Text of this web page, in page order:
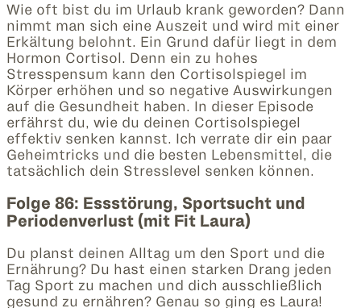
Wie oft bist du im Urlaub krank geworden? Dann
nimmt man sich eine Auszeit und wird mit einer
Erkältung belohnt. Ein Grund dafür liegt in dem
Hormon Cortisol. Denn ein zu hohes
Stresspensum kann den Cortisolspiegel im
Körper erhöhen und so negative Auswirkungen
auf die Gesundheit haben. In dieser Episode
erfährst du, wie du deinen Cortisolspiegel
effektiv senken kannst. Ich verrate dir ein paar
Geheimtricks und die besten Lebensmittel, die
tatsächlich dein Stresslevel senken können.
Folge 86: Essstörung, Sportsucht und
Periodenverlust (mit Fit Laura)
Du planst deinen Alltag um den Sport und die
Ernährung? Du hast einen starken Drang jeden
Tag Sport zu machen und dich ausschließlich
gesund zu ernähren? Genau so ging es Laura!